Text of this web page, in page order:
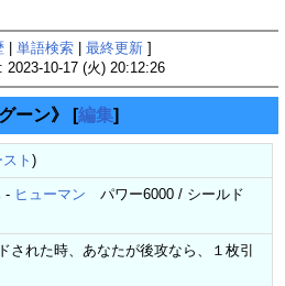
| 単語検索| 最終更新]
2023-10-17 (火) 20:12:26
ーン》 [編集]
ト )
- ヒューマン パワー6000 / シールド
された時、あなたが後攻なら、１枚引